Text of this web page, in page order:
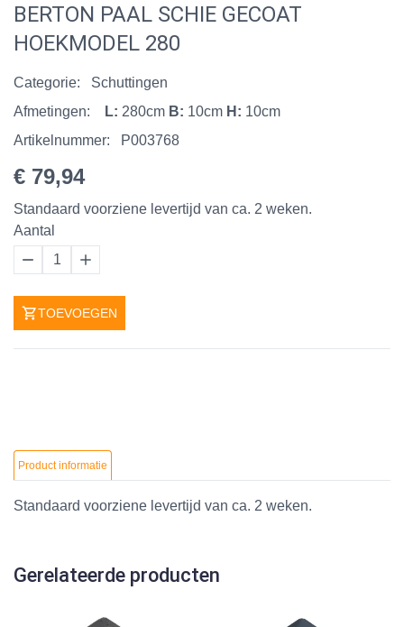
BERTON PAAL SCHIE GECOAT
HOEKMODEL 280
Categorie:
Schuttingen
Afmetingen:
L: 280cm B: 10cm H: 10cm
Artikelnummer:
P003768
€ 79,94
Standaard voorziene levertijd van ca. 2 weken.
Aantal
1
TOEVOEGEN
Product informatie
Standaard voorziene levertijd van ca. 2 weken.
Gerelateerde producten